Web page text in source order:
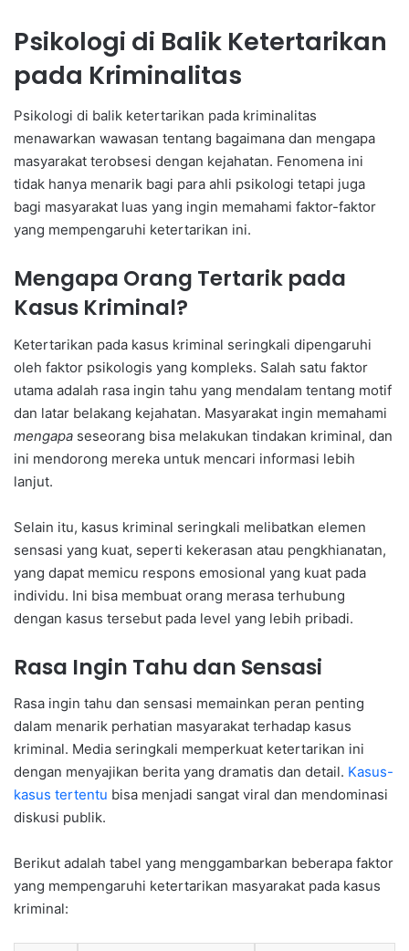
Psikologi di Balik Ketertarikan
pada Kriminalitas
Psikologi di balik ketertarikan pada kriminalitas
menawarkan wawasan tentang bagaimana dan mengapa
masyarakat terobsesi dengan kejahatan. Fenomena ini
tidak hanya menarik bagi para ahli psikologi tetapi juga
bagi masyarakat luas yang ingin memahami faktor-faktor
yang mempengaruhi ketertarikan ini.
Mengapa Orang Tertarik pada
Kasus Kriminal?
Ketertarikan pada kasus kriminal seringkali dipengaruhi
oleh faktor psikologis yang kompleks. Salah satu faktor
utama adalah rasa ingin tahu yang mendalam tentang motif
dan latar belakang kejahatan. Masyarakat ingin memahami
mengapa seseorang bisa melakukan tindakan kriminal, dan
ini mendorong mereka untuk mencari informasi lebih
lanjut.
Selain itu, kasus kriminal seringkali melibatkan elemen
sensasi yang kuat, seperti kekerasan atau pengkhianatan,
yang dapat memicu respons emosional yang kuat pada
individu. Ini bisa membuat orang merasa terhubung
dengan kasus tersebut pada level yang lebih pribadi.
Rasa Ingin Tahu dan Sensasi
Rasa ingin tahu dan sensasi memainkan peran penting
dalam menarik perhatian masyarakat terhadap kasus
kriminal. Media seringkali memperkuat ketertarikan ini
dengan menyajikan berita yang dramatis dan detail. Kasus-
kasus tertentu bisa menjadi sangat viral dan mendominasi
diskusi publik.
Berikut adalah tabel yang menggambarkan beberapa faktor
yang mempengaruhi ketertarikan masyarakat pada kasus
kriminal: